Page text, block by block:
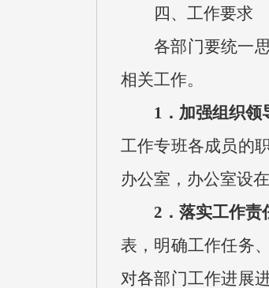
四、工作要求
各部门要统一
相关工作。
1．加强组织领
工作专班各成员的
办公室，办公室设
2．落实工作责
表，明确工作任务
对各部门工作进展